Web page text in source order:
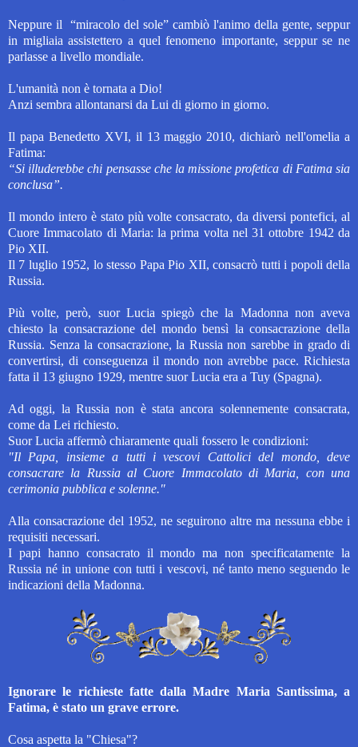
Neppure il “miracolo del sole” cambiò l'animo della gente, seppur
in migliaia assistettero a quel fenomeno importante, seppur se ne
parlasse a livello mondiale.
L'umanità non è tornata a Dio!
Anzi sembra allontanarsi da Lui di giorno in giorno.
Il papa Benedetto XVI, il 13 maggio 2010, dichiarò nell'omelia a
Fatima:
“Si illuderebbe chi pensasse che la missione profetica di Fatima sia
conclusa”.
Il mondo intero è stato più volte consacrato, da diversi pontefici, al
Cuore Immacolato di Maria: la prima volta nel 31 ottobre 1942 da
Pio XII.
Il 7 luglio 1952, lo stesso Papa Pio XII, consacrò tutti i popoli della
Russia.
Più volte, però, suor Lucia spiegò che la Madonna non aveva
chiesto la consacrazione del mondo bensì la consacrazione della
Russia. Senza la consacrazione, la Russia non sarebbe in grado di
convertirsi, di conseguenza il mondo non avrebbe pace. Richiesta
fatta il 13 giugno 1929, mentre suor Lucia era a Tuy (Spagna).
Ad oggi, la Russia non è stata ancora solennemente consacrata,
come da Lei richiesto.
Suor Lucia affermò chiaramente quali fossero le condizioni:
"Il Papa, insieme a tutti i vescovi Cattolici del mondo, deve
consacrare la Russia al Cuore Immacolato di Maria, con una
cerimonia pubblica e solenne."
Alla consacrazione del 1952, ne seguirono altre ma nessuna ebbe i
requisiti necessari.
I papi hanno consacrato il mondo ma non specificatamente la
Russia né in unione con tutti i vescovi, né tanto meno seguendo le
indicazioni della Madonna.
Ignorare le richieste fatte dalla Madre Maria Santissima, a
Fatima, è stato un grave errore.
Cosa aspetta la "Chiesa"?